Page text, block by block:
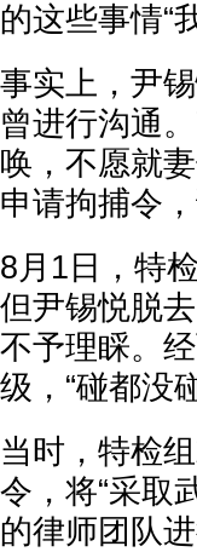
的这些事情“
事实上，尹
曾进行沟通
唤，不愿就
申请拘捕令
8月1日，特
但尹锡悦脱
不予理睬。
级，“碰都没
当时，特检
令，将“采取
的律师团队